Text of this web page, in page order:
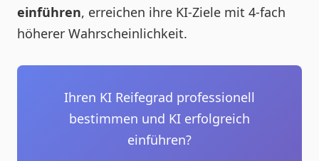
einführen, erreichen ihre KI-Ziele mit 4-fach
höherer Wahrscheinlichkeit.
Ihren KI Reifegrad professionell
bestimmen und KI erfolgreich
einführen?